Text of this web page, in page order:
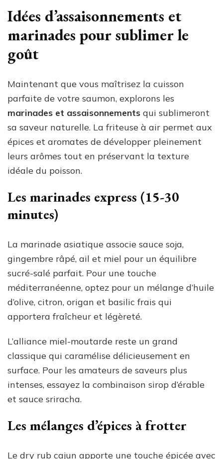
Idées d’assaisonnements et
marinades pour sublimer le
goût
Maintenant que vous maîtrisez la cuisson
parfaite de votre saumon, explorons les
marinades et assaisonnements qui sublimeront
sa saveur naturelle. La friteuse à air permet aux
épices et aromates de développer pleinement
leurs arômes tout en préservant la texture
idéale du poisson.
Les marinades express (15-30
minutes)
La marinade asiatique associe sauce soja,
gingembre râpé, ail et miel pour un équilibre
sucré-salé parfait. Pour une touche
méditerranéenne, optez pour un mélange d’huile
d’olive, citron, origan et basilic frais qui
apportera fraîcheur et légèreté.
L’alliance miel-moutarde reste un grand
classique qui caramélise délicieusement en
surface. Pour les amateurs de saveurs plus
intenses, essayez la combinaison sirop d’érable
et sauce sriracha.
Les mélanges d’épices à frotter
Le dry rub cajun apporte une touche épicée avec